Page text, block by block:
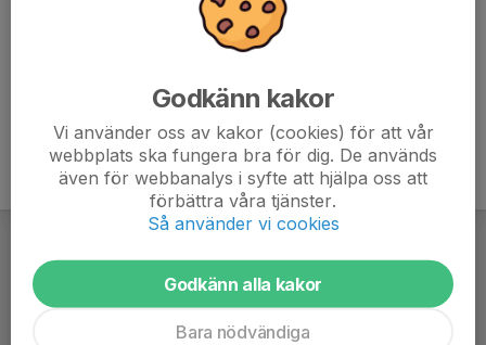
Godkänn kakor
Vi använder oss av kakor (cookies) för att vår
webbplats ska fungera bra för dig. De används
även för webbanalys i syfte att hjälpa oss att
förbättra våra tjänster.
Så använder vi cookies
Godkänn alla kakor
Bara nödvändiga